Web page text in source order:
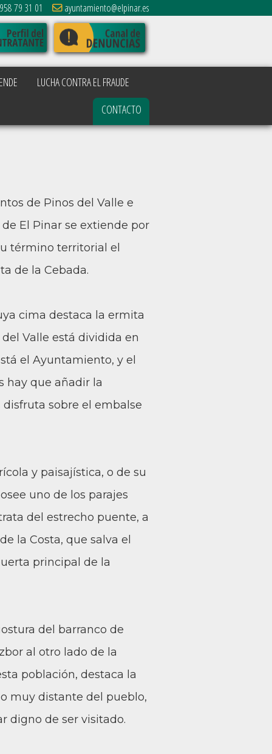
79 31 01 ayuntamiento@elpinar.es
LUCHA CONTRA EL FRAUDE
CONTACTO
de Pinos del Valle e
El Pinar se extiende por
término territorial el
de la Cebada.
cima destaca la ermita
Valle está dividida en
el Ayuntamiento, y el
hay que añadir la
disfruta sobre el embalse
y paisajística, o de su
uno de los parajes
del estrecho puente, a
la Costa, que salva el
principal de la
del barranco de
al otro lado de la
población, destaca la
muy distante del pueblo,
digno de ser visitado.